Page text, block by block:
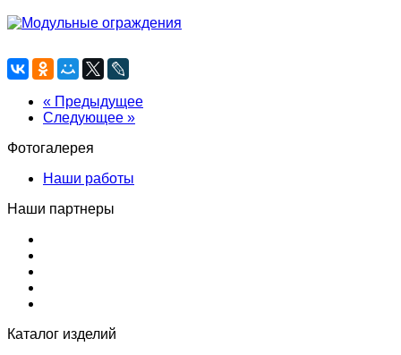
« Предыдущее
Следующее »
Фотогалерея
Наши работы
Наши партнеры
Каталог изделий